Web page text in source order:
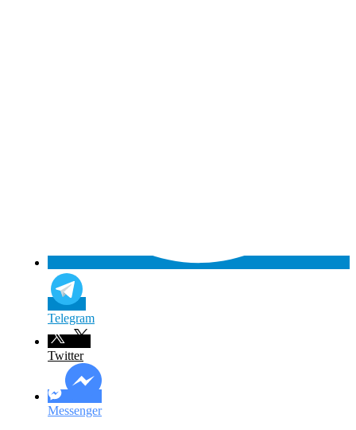
Telegram
Twitter
Messenger